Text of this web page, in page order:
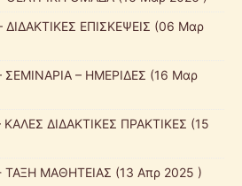
ΕΠΙΣΚΕΨΕΙΣ (06 Μαρ
– ΗΜΕΡΙΔΕΣ (16 Μαρ
ΔΙΔΑΚΤΙΚΕΣ ΠΡΑΚΤΙΚΕΣ (15
ΤΑΞΗ ΜΑΘΗΤΕΙΑΣ (13 Απρ 2025 )